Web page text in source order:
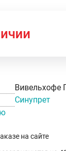
Вивельхофе
Синупрет
на сайте